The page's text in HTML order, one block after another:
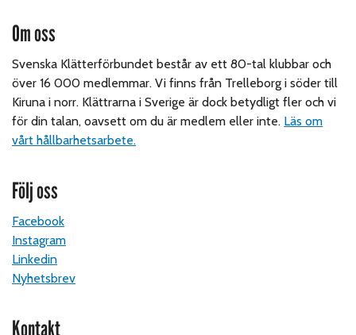
Om oss
Svenska Klätterförbundet består av ett 80-tal klubbar och
över 16 000 medlemmar. Vi finns från Trelleborg i söder till
Kiruna i norr. Klättrarna i Sverige är dock betydligt fler och vi
för din talan, oavsett om du är medlem eller inte. Läs om
vårt hållbarhetsarbete.
Följ oss
Facebook
Instagram
Linkedin
Nyhetsbrev
Kontakt